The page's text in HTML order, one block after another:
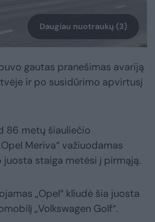
Daugiau nuotraukų (3)
buvo gautas pranešimas avariją
ir po susidūrimo apvirtusį
86 metų šiauliečio
Meriva“ važiuodamas
juosta staiga metėsi į pirmąją.
„Opel“ kliudė šia juosta
„Volkswagen Golf“.